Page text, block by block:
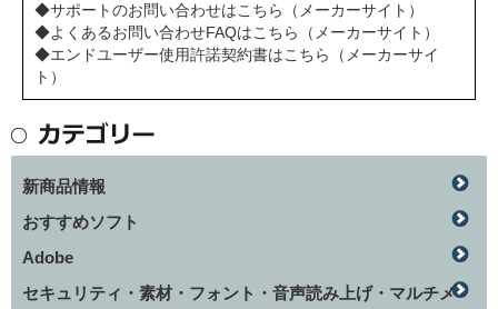
◆サポートのお問い合わせはこちら（メーカーサイト）
◆よくあるお問い合わせFAQはこちら（メーカーサイト）
◆エンドユーザー使用許諾契約書はこちら（メーカーサイ
ト）
新商品情報
おすすめソフト
Adobe
セキュリティ・素材・フォント・音声読み上げ・マルチメ